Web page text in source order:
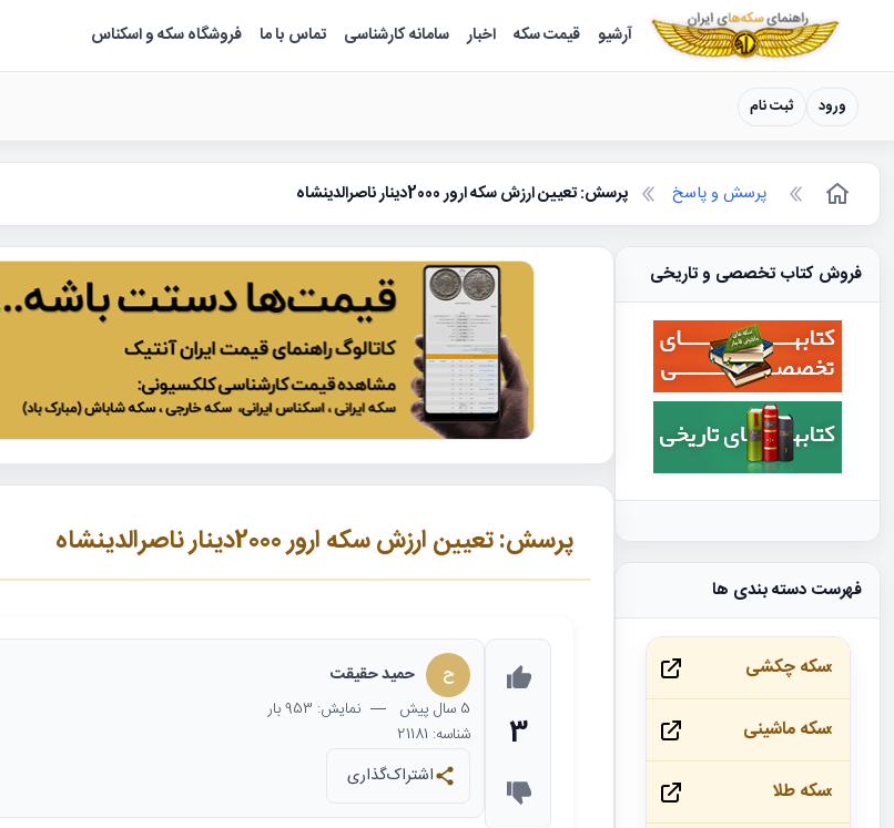
سکه ها ؛ راهنمای سکه شناسی
آرشیو قیمت سکه اخبار سامانه کارشناسی تماس با ما فروشگاه سکه و اسکناس
ورود ثبت نام
پرسش و پاسخ پرسش: تعیین ارزش سکه ارور 2000دینار ناصرالدینشاه
پرسش: تعیین ارزش سکه ارور 2000دینار ناصرالدینشاه
3
ح حمید حقیقت
5 سال پیش — نمایش: 953 بار
شناسه: 21181
اشتراک‌گذاری
فروش کتاب تخصصی و تاریخی
فهرست دسته بندی ها
سکه چکشی
سکه ماشینی
سکه طلا